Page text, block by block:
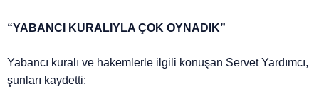
“YABANCI KURALIYLA ÇOK OYNADIK”
Yabancı kuralı ve hakemlerle ilgili konuşan Servet Yardımcı,
şunları kaydetti: